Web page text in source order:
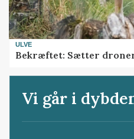
ULVE
Bekræftet: Sætter
Vi går i